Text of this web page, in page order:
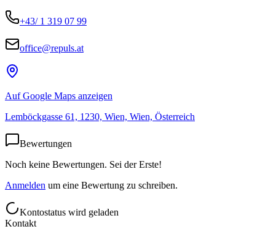
+43/ 1 319 07 99
office@repuls.at
Auf Google Maps anzeigen
Lemböckgasse 61, 1230, Wien, Wien, Österreich
Bewertungen
Noch keine Bewertungen. Sei der Erste!
Anmelden um eine Bewertung zu schreiben.
Kontostatus wird geladen
Kontakt